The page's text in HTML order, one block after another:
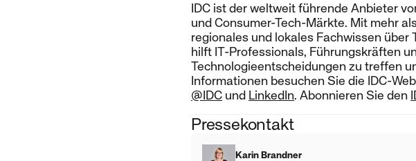
IDC ist der weltweit führende Anbieter
und Consumer-Tech-Märkte. Mit mehr
regionales und lokales Fachwissen über
hilft IT-Professionals, Führungskräften
Technologieentscheidungen zu treffen
Informationen besuchen Sie die IDC-
@IDC und LinkedIn. Abonnieren Sie den
Pressekontakt
Karin Brandner